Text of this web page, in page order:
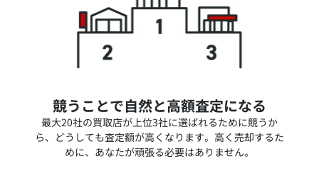
競うことで自然と高額査定になる
最大20社の買取店が上位3社に選ばれるために競うか
ら、どうしても査定額が高くなります。高く売却するた
めに、あなたが頑張る必要はありません。